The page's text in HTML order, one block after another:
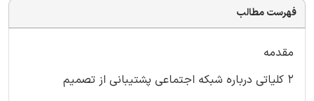
فهرست مطالب
مقدمه
۲ کلیاتی درباره شبکه اجتماعی پشتیبانی از تصمیم